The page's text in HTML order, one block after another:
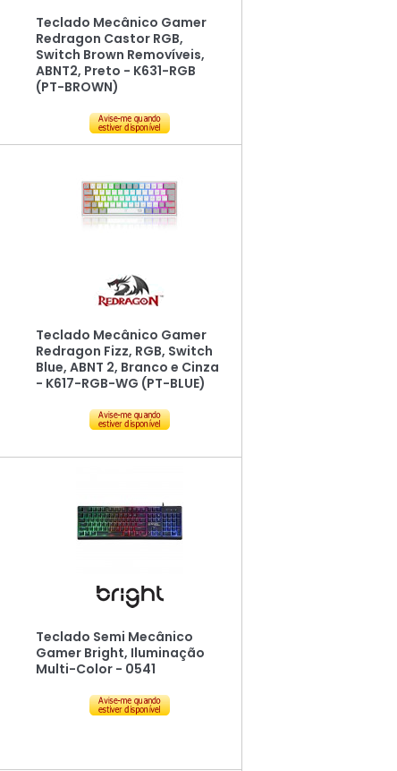
Teclado Mecânico Gamer
Redragon Castor RGB,
Switch Brown Removíveis,
ABNT2, Preto - K631-RGB
(PT-BROWN)
Teclado Mecânico Gamer
Redragon Fizz, RGB, Switch
Blue, ABNT 2, Branco e Cinza
- K617-RGB-WG (PT-BLUE)
Teclado Semi Mecânico
Gamer Bright, Iluminação
Multi-Color - 0541